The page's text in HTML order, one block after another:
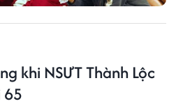
khi NSƯT Thành Lộc
65